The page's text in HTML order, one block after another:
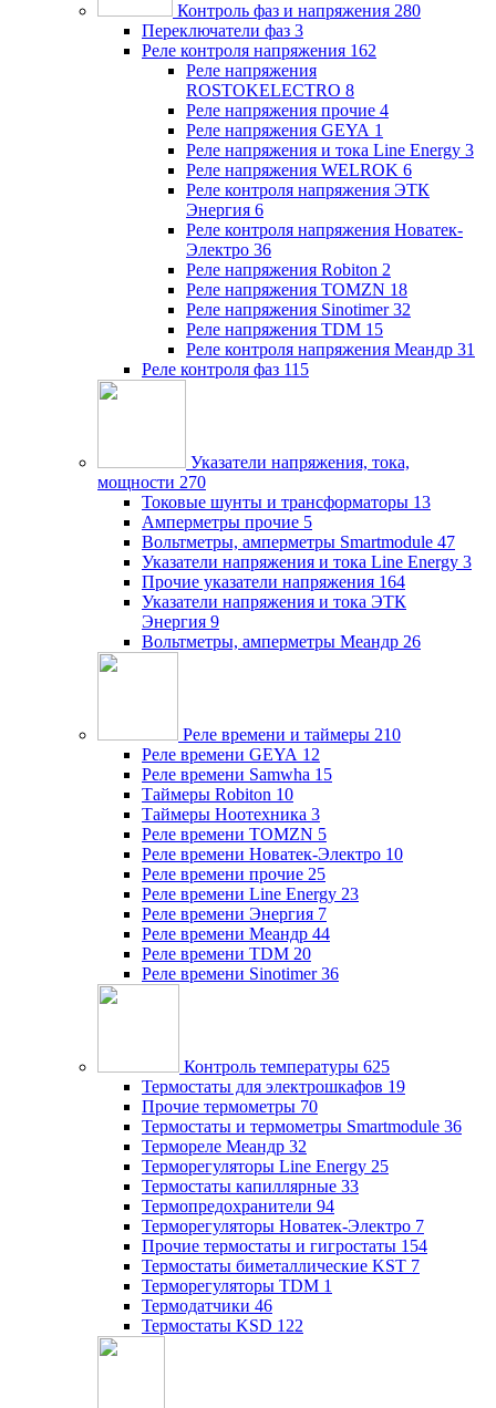
Контроль фаз и напряжения 280
Переключатели фаз 3
Реле контроля напряжения 162
Реле напряжения
ROSTOKELECTRO 8
Реле напряжения прочие 4
Реле напряжения GEYA 1
Реле напряжения и тока Line Energy 3
Реле напряжения WELROK 6
Реле контроля напряжения ЭТК
Энергия 6
Реле контроля напряжения Новатек-
Электро 36
Реле напряжения Robiton 2
Реле напряжения TOMZN 18
Реле напряжения Sinotimer 32
Реле напряжения TDM 15
Реле контроля напряжения Меандр 31
Реле контроля фаз 115
Указатели напряжения, тока,
мощности 270
Токовые шунты и трансформаторы 13
Амперметры прочие 5
Вольтметры, амперметры Smartmodule 47
Указатели напряжения и тока Line Energy 3
Прочие указатели напряжения 164
Указатели напряжения и тока ЭТК
Энергия 9
Вольтметры, амперметры Меандр 26
Реле времени и таймеры 210
Реле времени GEYA 12
Реле времени Samwha 15
Таймеры Robiton 10
Таймеры Ноотехника 3
Реле времени TOMZN 5
Реле времени Новатек-Электро 10
Реле времени прочие 25
Реле времени Line Energy 23
Реле времени Энергия 7
Реле времени Меандр 44
Реле времени TDM 20
Реле времени Sinotimer 36
Контроль температуры 625
Термостаты для электрошкафов 19
Прочие термометры 70
Термостаты и термометры Smartmodule 36
Термореле Меандр 32
Терморегуляторы Line Energy 25
Термостаты капиллярные 33
Термопредохранители 94
Терморегуляторы Новатек-Электро 7
Прочие термостаты и гигростаты 154
Термостаты биметаллические KST 7
Терморегуляторы TDM 1
Термодатчики 46
Термостаты KSD 122